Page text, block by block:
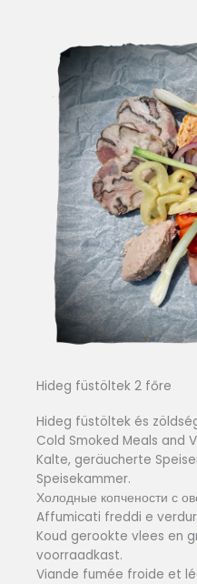
Hideg füstöltek 2 főre
Hideg füstöltek és
Cold Smoked Meals and
Kalte, geräucherte
Speisekammer.
Холодные копчености с
Affumicati freddi e
Koud gerookte vlees en
voorraadkast.
Viande fumée froide et